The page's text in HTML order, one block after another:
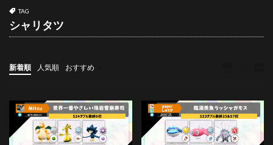
TAG
シャリタツ
新着順 人気順 おすすめ